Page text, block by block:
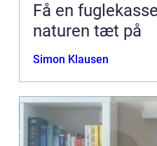
Få en
naturen tæt på
Simon Klausen